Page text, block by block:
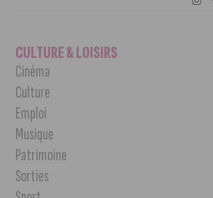
CULTURE & LOISIRS
Cinéma
Culture
Emploi
Musique
Patrimoine
Sorties